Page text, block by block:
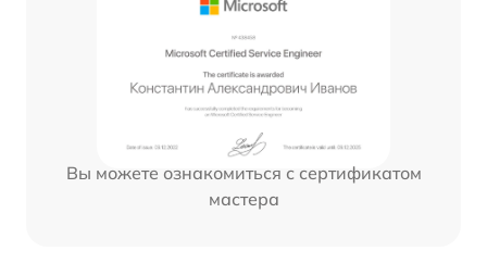
Вы можете ознакомиться с сертификатом
мастера